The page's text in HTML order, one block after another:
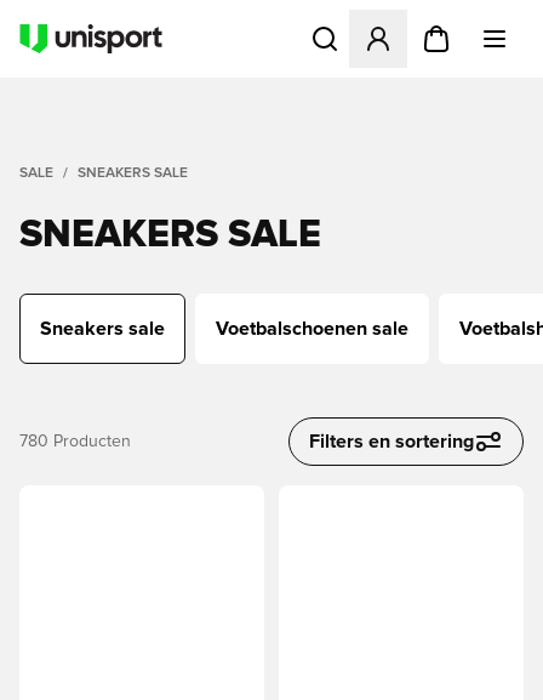
Opent een venster om in
SALE SNEAKERS SALE
SNEAKERS SALE
Sneakers sale Voetbalschoenen sale
780 Producten Filters en sortering